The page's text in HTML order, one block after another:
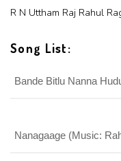
R N Uttham Raj Rahul
Song List:
Bande Bitlu Nanna
Nanagaage (Music: